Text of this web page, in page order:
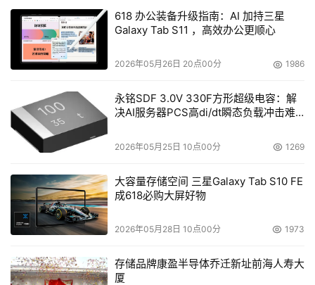
合：统一管理传统数据中心和多云数据中心，虚拟资源和物
力资源。政企用户的IT联动起来形成一个整体的资源池，
统一管理为多业务模式的创建提供了便利，让服务更贴近最
据库……烽火FitMgr让政企用户在IT的海洋里自由穿梭。
本文来源于DOIT传媒，文章内容仅供参考，不构成投资建议。
618 办公装备升级指南：AI 加持三星
Galaxy Tab S11 ，高效办公更顺心
2026年05月26日 20点00分 1986
永铭SDF 3.0V 330F方形超级电容：解
决AI服务器PCS高di/dt瞬态负载冲击难
2026年05月25日 10点00分 1269
大容量存储空间 三星Galaxy Tab S10 FE
成618必购大屏好物
2026年05月28日 10点00分 1973
存储品牌康盈半导体乔迁新址前海人寿大
厦